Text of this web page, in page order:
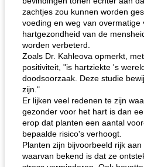
zachtjes zou kunnen worden
voeding en weg van overmatige
hartgezondheid van de
worden verbeterd.
Zoals Dr. Kahleova opmerkt,
positiviteit, "is hartziekte 's
doodsoorzaak. Deze studie
zijn."
Er lijken veel redenen te zijn
gezonder voor het hart is dan
erop dat planten een aantal
bepaalde risico's verhoogt.
Planten zijn bijvoorbeeld rijk
waarvan bekend is dat ze